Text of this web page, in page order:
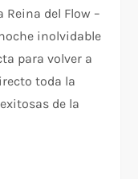
Reina del Flow –
inolvidable
para volver a
toda la
de la